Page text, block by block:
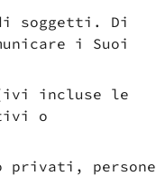
soggetti. Di
i Suoi
incluse le
o
privati, persone